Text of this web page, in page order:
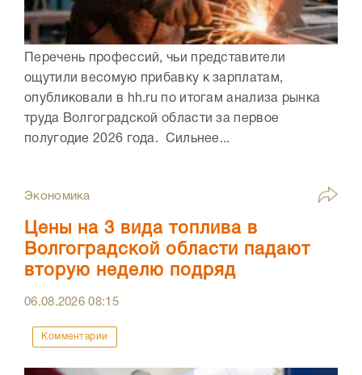
Перечень профессий, чьи представители
ощутили весомую прибавку к зарплатам,
опубликовали в hh.ru по итогам анализа рынка
труда Волгоградской области за первое
полугодие 2026 года. Сильнее...
Экономика
Цены на 3 вида топлива в
Волгоградской области падают
вторую неделю подряд
06.08.202608:15
Комментарии